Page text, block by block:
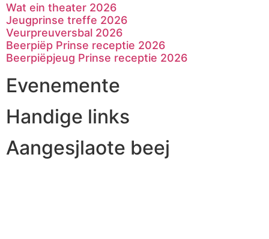
Wat ein theater 2026
Jeugprinse treffe 2026
Veurpreuversbal 2026
Beerpiëp Prinse receptie 2026
Beerpiëpjeug Prinse receptie 2026
Evenemente
Handige links
Aangesjlaote beej